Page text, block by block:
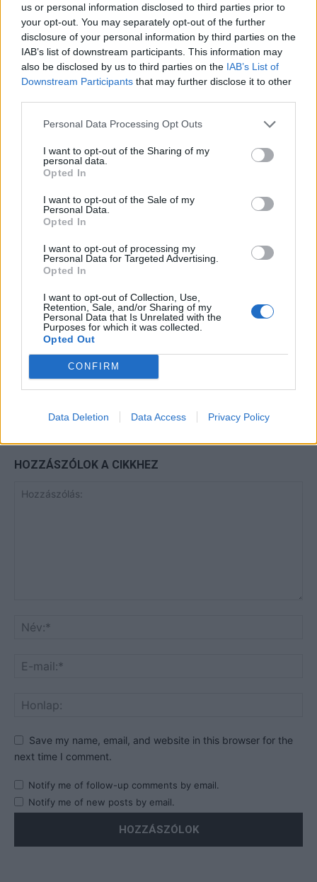
us or personal information disclosed to third parties prior to
your opt-out. You may separately opt-out of the further
disclosure of your personal information by third parties on the
IAB’s list of downstream participants. This information may
also be disclosed by us to third parties on the IAB’s List of
Downstream Participants that may further disclose it to other
Personal Data Processing Opt Outs
I want to opt-out of the Sharing of my
personal data.
Opted In
I want to opt-out of the Sale of my
Personal Data.
Opted In
I want to opt-out of processing my
Personal Data for Targeted Advertising.
Opted In
I want to opt-out of Collection, Use,
Retention, Sale, and/or Sharing of my
Personal Data that Is Unrelated with the
Purposes for which it was collected.
Opted Out
CONFIRM
Data Deletion Data Access Privacy Policy
Imre Hilda
Oktatás és nevelés területén dolgozom, de minden
szabadidőmben írok. Szeretek belesni a hétköznapok függönye
mögé és közben keresem az embert, a nőt a jól legyártott álarcok
KAPCSOLÓDÓ CIKKEK
Minka 14. rész
Halál a Tresco-szigeten – A Josh
Clayton-ügy
HOZZÁSZÓLOK A CIKKHEZ
Save my name, email, and website in this browser for the
next time I comment.
Notify me of follow-up comments by email.
Notify me of new posts by email.